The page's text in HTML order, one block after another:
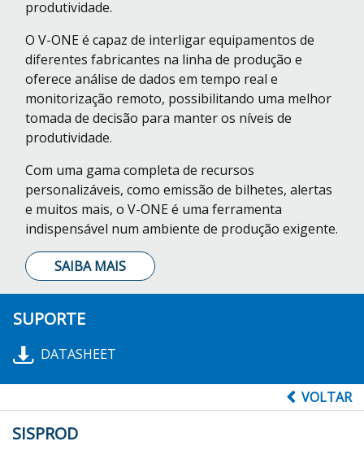
produtividade.
O V-ONE é capaz de interligar equipamentos de
diferentes fabricantes na linha de produção e
oferece análise de dados em tempo real e
monitorização remoto, possibilitando uma melhor
tomada de decisão para manter os níveis de
produtividade.
Com uma gama completa de recursos
personalizáveis, como emissão de bilhetes, alertas
e muitos mais, o V-ONE é uma ferramenta
indispensável num ambiente de produção exigente.
SAIBA MAIS
SUPORTE
DATASHEET
VOLTAR
SISPROD